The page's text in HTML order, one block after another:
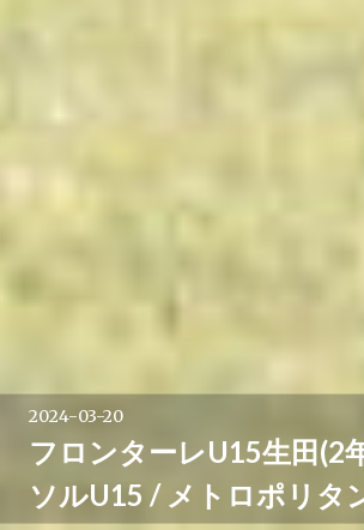
2024-03-20
フロンターレU15生田(2
ソルU15 / メトロポリタ